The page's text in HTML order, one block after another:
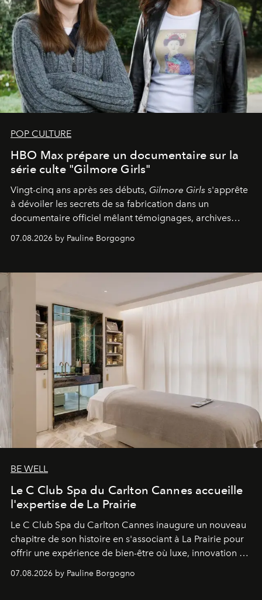
POP CULTURE
HBO Max prépare un documentaire sur la
série culte "Gilmore Girls"
Vingt-cinq ans après ses débuts, Gilmore Girls s'apprête
à dévoiler les secrets de sa fabrication dans un
documentaire officiel mêlant témoignages, archives
inédites et plongée dans les coulisses d'un phénomène
générationnel.
07.08.2026 by Pauline Borgogno
BE WELL
Le C Club Spa du Carlton Cannes accueille
l'expertise de La Prairie
Le C Club Spa du Carlton Cannes inaugure un nouveau
chapitre de son histoire en s'associant à La Prairie pour
offrir une expérience de bien-être où luxe, innovation et
expertise se rencontrent.
07.08.2026 by Pauline Borgogno